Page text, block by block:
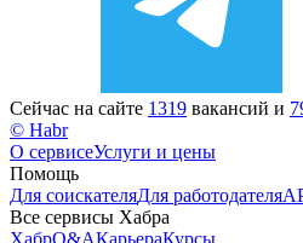
Сейчас на сайте 1319 вакансий и
© Habr
О сервисеУслуги и цены
Помощь
Для соискателяДля работодателя
Все сервисы Хабра
ХабрQ&AКарьераКурсы